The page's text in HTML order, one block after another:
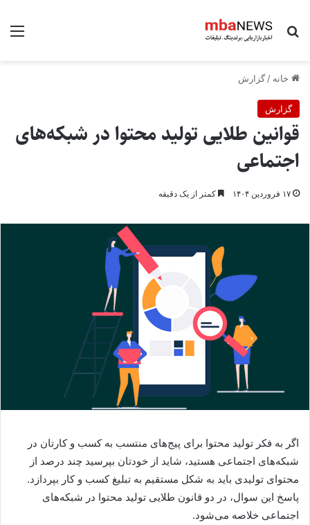
جستجو برای
خانه / گزارش
گزارش
قوانین طلایی تولید محتوا در شبکه‌های
اجتماعی
۱۷ فروردین ۱۴۰۴ کمتر از یک دقیقه
اگر به فکر تولید محتوا برای پیج‌های منتسب به کسب و کارتان در
شبکه‌های اجتماعی هستید، شاید از خودتان بپرسید چند درصد از
محتوای تولیدی باید به شکل مستقیم به تبلیغ کسب و کار بپردازد.
پاسخ این سوال، در دو قانون طلایی تولید محتوا در شبکه‌های
اجتماعی خلاصه می‌شود.